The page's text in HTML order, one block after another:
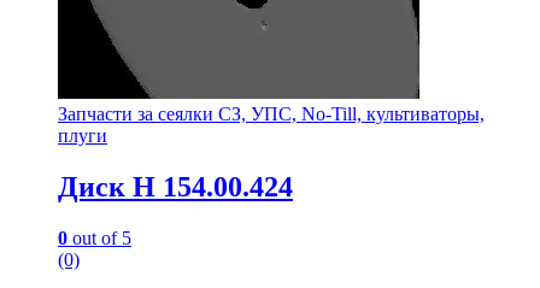
Запчасти за сеялки СЗ, УПС, No-Till, культиваторы,
плуги
Диск Н 154.00.424
0 out of 5
(0)